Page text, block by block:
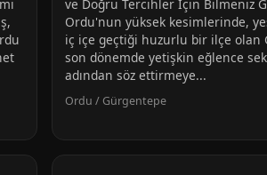
ve Doğru Tercihler İçin Bilmeniz
Ordu'nun yüksek kesimlerinde,
iç içe geçtiği huzurlu bir ilçe olan
son dönemde yetişkin eğlence
adından söz ettirmeye...
Ordu / Gürgentepe